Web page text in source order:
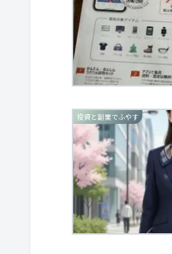
投資と副業でふやす